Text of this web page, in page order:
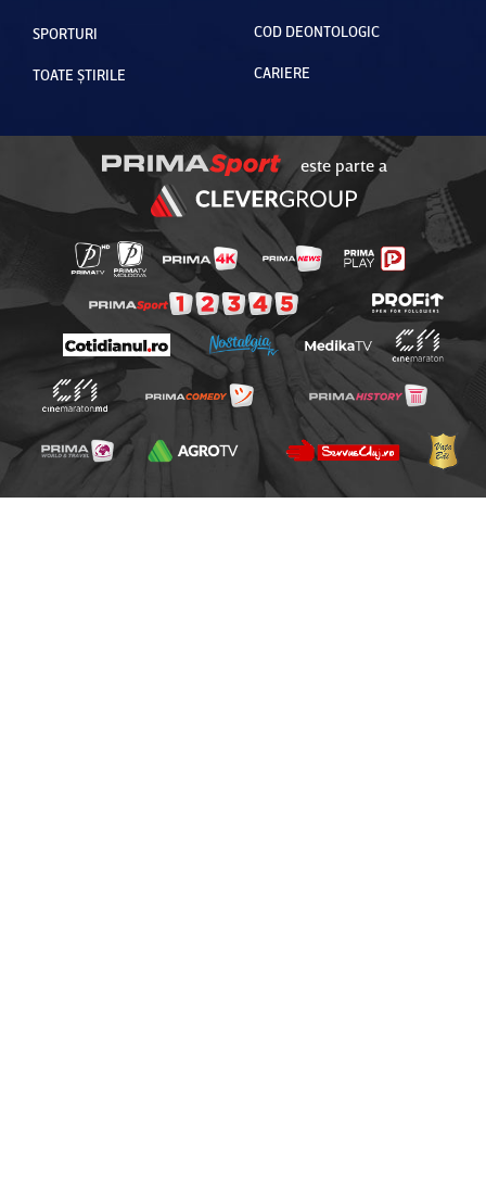
SPORTURI
TOATE ȘTIRILE
COD DEONTOLOGIC
CARIERE
este parte a